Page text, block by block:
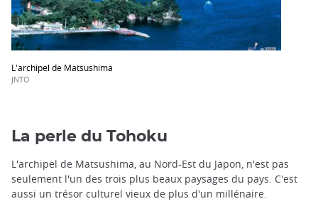
L'archipel de Matsushima
JNTO
La perle du Tohoku
L'archipel de Matsushima, au Nord-Est du Japon, n'est pas
seulement l'un des trois plus beaux paysages du pays. C'est
aussi un trésor culturel vieux de plus d'un millénaire.